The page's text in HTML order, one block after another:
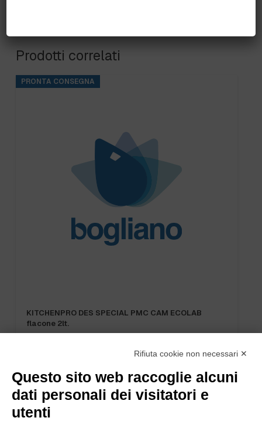
Prodotti correlati
PRONTA CONSEGNA
KITCHENPRO DES SPECIAL PMC CAM ECOLAB
flacone 2lt.
Rifiuta cookie non necessari ✕
Questo sito web raccoglie alcuni
dati personali dei visitatori e
utenti